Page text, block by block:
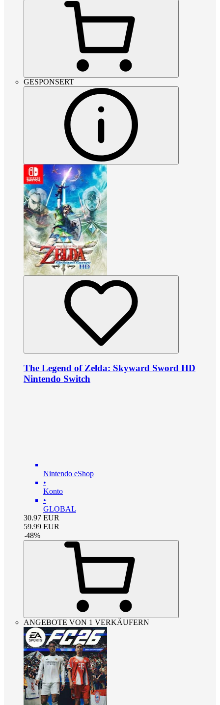
GESPONSERT
The Legend of Zelda: Skyward Sword HD
Nintendo Switch
Nintendo eShop
•
Konto
•
GLOBAL
30.97 EUR
59.99 EUR
-48%
ANGEBOTE VON 1 VERKÄUFERN